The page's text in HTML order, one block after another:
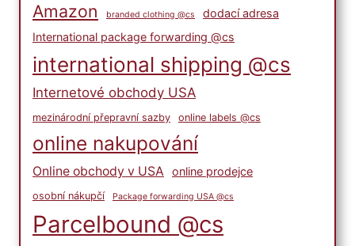
Amazon branded clothing @cs
dodací adresa
International package forwarding @cs
international shipping @cs
Internetové obchody USA
mezinárodní přepravní sazby online labels @cs
online nakupování
Online obchody v USA online prodejce
osobní nákupčí Package forwarding USA @cs
Parcelbound @cs